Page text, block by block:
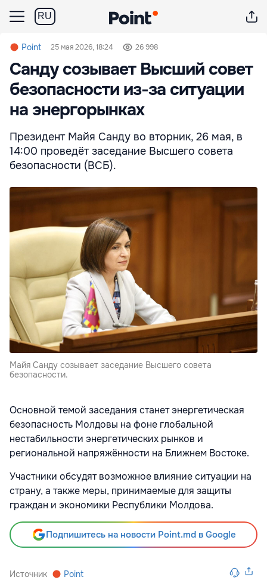
RU
Point 25 мая 2026, 18:24 26 998
Санду созывает Высший совет
безопасности из-за ситуации
на энергорынках
Президент Майя Санду во вторник, 26 мая, в
14:00 проведёт заседание Высшего совета
безопасности (ВСБ).
Майя Санду созывает заседание Высшего совета
безопасности.
Основной темой заседания станет энергетическая
безопасность Молдовы на фоне глобальной
нестабильности энергетических рынков и
региональной напряжённости на Ближнем Востоке.
Участники обсудят возможное влияние ситуации на
страну, а также меры, принимаемые для защиты
граждан и экономики Республики Молдова.
Подпишитесь на новости Point.md в Google
Источник Point